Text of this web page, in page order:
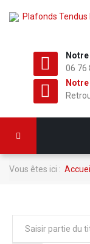
06 76
Vous êtes ici : Accueil